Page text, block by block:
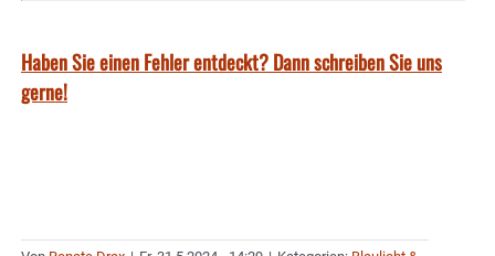
Haben Sie einen Fehler entdeckt? Dann schreiben Sie uns
gerne!